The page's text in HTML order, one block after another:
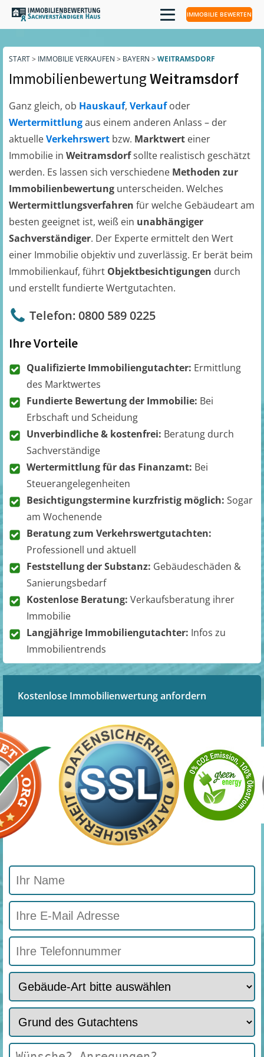
IMMOBILIE BEWERTEN
START> IMMOBILIE VERKAUFEN > BAYERN > WEITRAMSDORF
ImmobilienbewertungWeitramsdorf
Ganz gleich, ob Hauskauf, Verkaufoder
Wertermittlungaus einem anderen Anlass – der
aktuelleVerkehrswert bzw. Marktwert einer
Immobilie in Weitramsdorfsollte realistisch geschätzt
werden. Es lassen sich verschiedene Methoden zur
Immobilienbewertung unterscheiden. Welches
Wertermittlungsverfahren für welche Gebäudeart am
besten geeignet ist, weiß ein unabhängiger
Sachverständiger. Der Experte ermittelt den Wert
einer Immobilie objektiv und zuverlässig. Er berät beim
Immobilienkauf, führt Objektbesichtigungen durch
und erstellt fundierte Wertgutachten.
Telefon: 0800 589 0225
Ihre Vorteile
Qualifizierte Immobiliengutachter: Ermittlung
des Marktwertes
Fundierte Bewertung der Immobilie: Bei
Erbschaft und Scheidung
Unverbindliche & kostenfrei: Beratung durch
Sachverständige
Wertermittlung für das Finanzamt: Bei
Steuerangelegenheiten
Besichtigungstermine kurzfristig möglich: Sogar
am Wochenende
Beratung zum Verkehrswertgutachten:
Professionell und aktuell
Feststellung der Substanz: Gebäudeschäden &
Sanierungsbedarf
Kostenlose Beratung: Verkaufsberatung ihrer
Immobilie
Langjährige Immobiliengutachter: Infos zu
Immobilientrends
Kostenlose Immobilienwertung anfordern